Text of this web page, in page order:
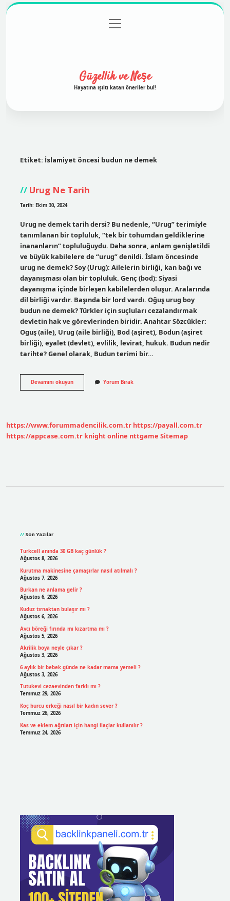
Gizlilik Politikası
menüyü
aç
Güzellik ve Neşe
Hayatına ışıltı katan öneriler bul!
Etiket: İslamiyet öncesi budun ne demek
Urug Ne Tarih
Tarih: Ekim 30, 2024
Urug ne demek tarih dersi? Bu nedenle, “Urug” terimiyle
tanımlanan bir topluluk, “tek bir tohumdan geldiklerine
inananların” topluluğuydu. Daha sonra, anlam genişletildi
ve büyük kabilelere de “urug” denildi. İslam öncesinde
urug ne demek? Soy (Urug): Ailelerin birliği, kan bağı ve
dayanışması olan bir topluluk. Genç (bod): Siyasi
dayanışma içinde birleşen kabilelerden oluşur. Aralarında
dil birliği vardır. Başında bir lord vardı. Oğuş urug boy
budun ne demek? Türkler için suçluları cezalandırmak
devletin hak ve görevlerinden biridir. Anahtar Sözcükler:
Oguş (aile), Urug (aile birliği), Bod (aşiret), Bodun (aşiret
birliği), eyalet (devlet), evlilik, levirat, hukuk. Budun nedir
tarihte? Genel olarak, Budun terimi bir…
Devamını okuyunUrug
Ne
Yorum Bırak
https://www.forummadencilik.com.tr https://payall.com.tr
https://appcase.com.tr knight online nttgame Sitemap
Son Yazılar
Turkcell anında 30 GB kaç günlük ?
Ağustos 8, 2026
Kurutma makinesine çamaşırlar nasıl atılmalı ?
Ağustos 7, 2026
Burkan ne anlama gelir ?
Ağustos 6, 2026
Kuduz tırnaktan bulaşır mı ?
Ağustos 6, 2026
Avcı böreği fırında mı kızartma mı ?
Ağustos 5, 2026
Akrilik boya neyle çıkar ?
Ağustos 3, 2026
6 aylık bir bebek günde ne kadar mama yemeli ?
Ağustos 3, 2026
Tutukevi cezaevinden farklı mı ?
Temmuz 29, 2026
Koç burcu erkeği nasıl bir kadın sever ?
Temmuz 26, 2026
Kas ve eklem ağrıları için hangi ilaçlar kullanılır ?
Temmuz 24, 2026